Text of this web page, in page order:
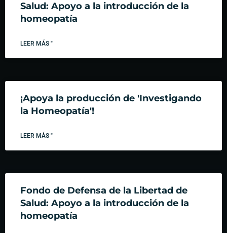
Salud: Apoyo a la introducción de la
homeopatía
LEER MÁS "
¡Apoya la producción de 'Investigando
la Homeopatía'!
LEER MÁS "
Fondo de Defensa de la Libertad de
Salud: Apoyo a la introducción de la
homeopatía